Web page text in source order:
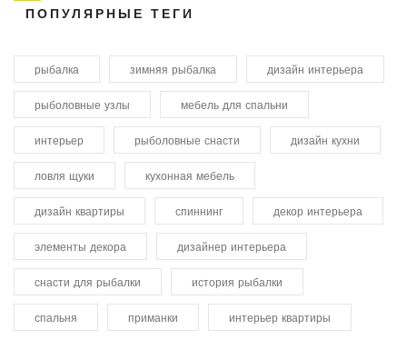
ПОПУЛЯРНЫЕ ТЕГИ
рыбалка зимняя рыбалка дизайн интерьера
рыболовные узлы мебель для спальни
интерьер рыболовные снасти дизайн кухни
ловля щуки кухонная мебель
дизайн квартиры спиннинг декор интерьера
элементы декора дизайнер интерьера
снасти для рыбалки история рыбалки
спальня приманки интерьер квартиры